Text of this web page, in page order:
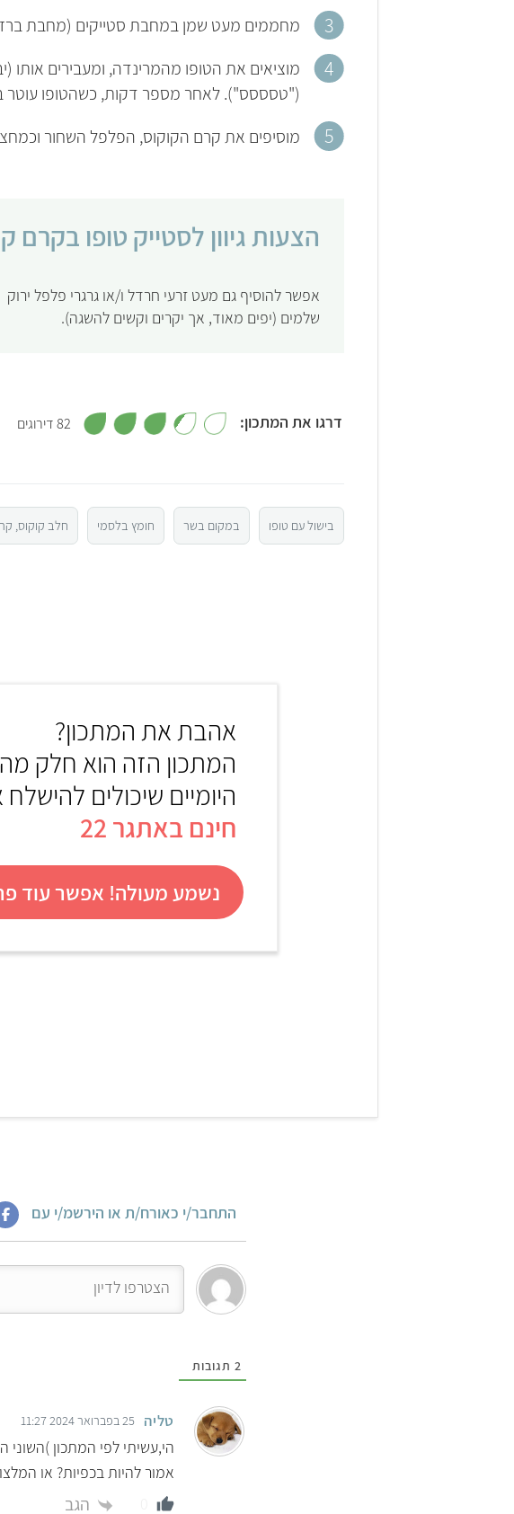
מחממים מעט שמן במחבת סטייקים (מחבת
מוציאים את הטופו מהמרינדה, ומעבירים אותו
("טסססס"). לאחר מספר דקות, כשהטופו עוטר
מוסיפים את קרם הקוקוס, הפלפל השחור
הצעות גיוון לסטייק טופו בקרם
אפשר להוסיף גם מעט זרעי חרדל ו/או גרגרי פלפל ירוק
שלמים (יפים מאוד, אך יקרים וקשים להשגה).
דרגו את המתכון:
3
82 דירוגים
ך
5 בישול עם טופו במקום בשר חומץ בלסמי חלב קוקוס,
אהבת את המתכון?
המתכון הזה הוא חלק
היומיים שיכולים להישלח
חינם באתגר 22
נשמע מעולה! אפשר עוד
התחבר/י כאורח/ת או הירשמ/י עם
2 תגובות
טליה 25 בפברואר 2024 11:27
אמור להיות בכפיות? או
הגב